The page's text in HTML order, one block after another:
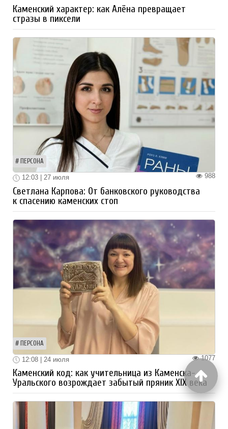
Каменский характер: как Алёна превращает
стразы в пиксели
ПЕРСОНА
988
12:03 | 27 июля
Светлана Карпова: От банковского руководства
к спасению каменских стоп
ПЕРСОНА
1077
12:08 | 24 июля
Каменский код: как учительница из Каменска-
Уральского возрождает забытый пряник XIX века